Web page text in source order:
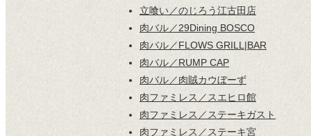
立喰い／のじろう江古田店
肉バル／29Dining BOSCO
肉バル／FLOWS GRILL|BAR
肉バル／RUMP CAP
肉バル／肉賊カウぼーず
肉ファミレス／スエヒロ館
肉ファミレス／ステーキガスト
肉ファミレス／ステーキ宮